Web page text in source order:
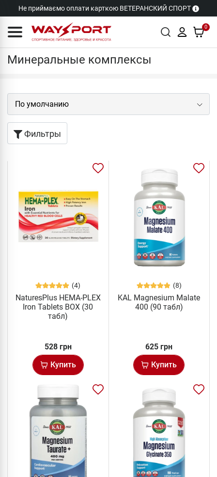
Не приймаємо оплати карткою ВЕТЕРАНСКИЙ СПОРТ
0
Минералы
Минеральные комплексы
Фильтры
(4)
NaturesPlus HEMA-PLEX
Iron Tablets BOX (30
табл)
528 грн
Купить
(8)
KAL Magnesium Malate
400 (90 табл)
625 грн
Купить